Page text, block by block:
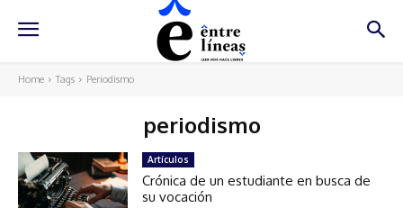
Home Tags Periodismo
periodismo
Artículos
Crónica de un estudiante en busca de
su vocación